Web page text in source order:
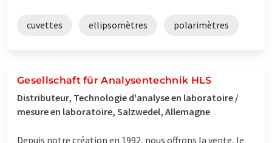
cuvettes ellipsomètres polarimètres
Gesellschaft für Analysentechnik HLS
Distributeur, Technologie d'analyse en laboratoire /
mesure en laboratoire, Salzwedel, Allemagne
Depuis notre création en 1992, nous offrons la vente, le